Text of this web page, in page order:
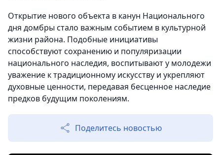
Открытие нового объекта в канун Национального
дня домбры стало важным событием в культурной
жизни района. Подобные инициативы
способствуют сохранению и популяризации
национального наследия, воспитывают у молодежи
уважение к традиционному искусству и укрепляют
духовные ценности, передавая бесценное наследие
предков будущим поколениям.
Поделитесь новостью